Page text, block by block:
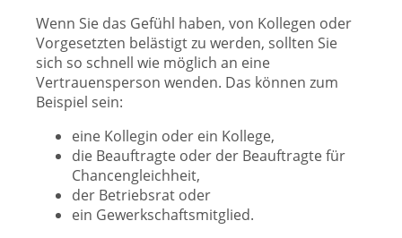
Wenn Sie das Gefühl haben, von Kollegen oder
Vorgesetzten belästigt zu werden, sollten Sie
sich so schnell wie möglich an eine
Vertrauensperson wenden. Das können zum
Beispiel sein:
eine Kollegin oder ein Kollege,
die Beauftragte oder der Beauftragte für
Chancengleichheit,
der Betriebsrat oder
ein Gewerkschaftsmitglied.